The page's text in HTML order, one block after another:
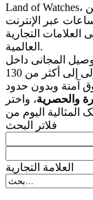
Land of Watches، موطن الساعات الأصلیة مع أکثر من 20 عامًا من
العلامات التجاریة
العالمیة.
المجانی داخل
الإمارات العربیة المتحدة، وخدمة الشحن الدولی إلى أکثر من 130
والحصریة، واختر
فلاتر البحث
العلامة التجارية